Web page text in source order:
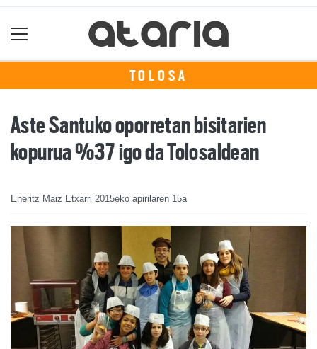
TOLOSA
Aste Santuko oporretan bisitarien
kopurua %37 igo da Tolosaldean
Eneritz Maiz Etxarri 2015eko apirilaren 15a